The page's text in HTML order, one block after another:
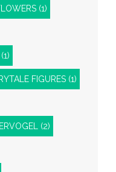
(1)
(1)
FIGURES (1)
(2)